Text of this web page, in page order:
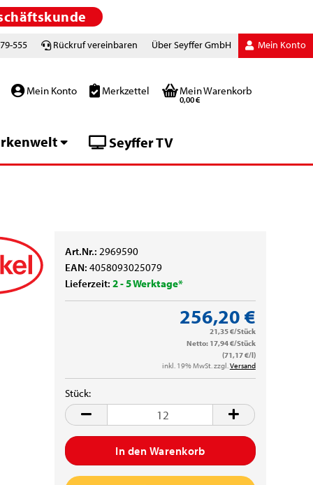
555 Rückruf vereinbaren Über Seyffer GmbH Mein Konto
Mein Konto Merkzettel Mein Warenkorb
0,00 €
Seyffer TV
Art.Nr.:2969590
EAN:4058093025079
Lieferzeit:2 - 5 Werktage*
256,20 €
21,35 €/Stück
Netto: 17,94 €/Stück
(71,17 €/l)
inkl. 19% MwSt. zzgl.Versand
Stück:
Stück